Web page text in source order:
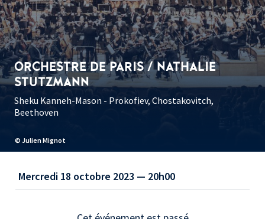
© Julien Mignot
ORCHESTRE DE PARIS / NATHALIE
STUTZMANN
Sheku Kanneh-Mason - Prokofiev, Chostakovitch,
Beethoven
Mercredi 18 octobre 2023 — 20h00